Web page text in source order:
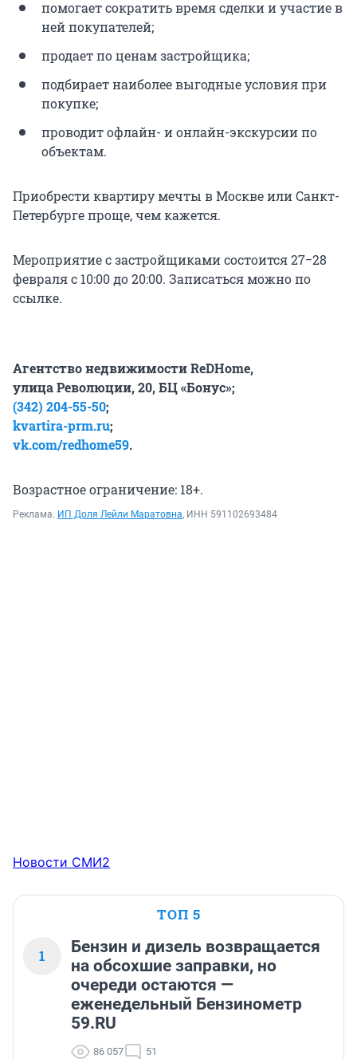
помогает сократить время сделки и участие в
ней покупателей;
продает по ценам застройщика;
подбирает наиболее выгодные условия при
покупке;
проводит офлайн- и онлайн-экскурсии по
объектам.
Приобрести квартиру мечты в Москве или Санкт-
Петербурге проще, чем кажется.
Мероприятие с застройщиками состоится 27−28
февраля с 10:00 до 20:00. Записаться можно по
ссылке.
Агентство недвижимости ReDHome,
улица Революции, 20, БЦ «Бонус»;
(342) 204-55-50;
kvartira-prm.ru;
vk.com/redhome59.
Возрастное ограничение: 18+.
Реклама. ИП Доля Лейли Маратовна, ИНН 591102693484
Новости СМИ2
ТОП 5
1
Бензин и дизель возвращается
на обсохшие заправки, но
очереди остаются —
еженедельный Бензинометр
59.RU
86 057 51